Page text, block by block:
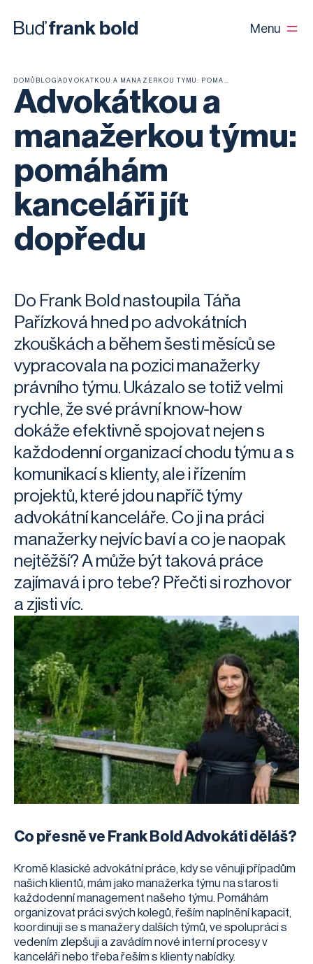
Menu
DOMŮ BLOG
Advokátkou a
manažerkou týmu:
pomáhám
kanceláři jít
dopředu
Do Frank Bold nastoupila Táňa
Pařízková hned po advokátních
zkouškách a během šesti měsíců se
vypracovala na pozici manažerky
právního týmu. Ukázalo se totiž velmi
rychle, že své právní know-how
dokáže efektivně spojovat nejen s
každodenní organizací chodu týmu a s
komunikací s klienty, ale i řízením
projektů, které jdou napříč týmy
advokátní kanceláře. Co ji na práci
manažerky nejvíc baví a co je naopak
nejtěžší? A může být taková práce
zajímavá i pro tebe? Přečti si rozhovor
a zjisti víc.
Co přesně ve Frank Bold Advokáti děláš?
Kromě klasické advokátní práce, kdy se věnuji případům
našich klientů, mám jako manažerka týmu na starosti
každodenní management našeho týmu. Pomáhám
organizovat práci svých kolegů, řeším naplnění kapacit,
koordinuji se s manažery dalších týmů, ve spolupráci s
vedením zlepšuji a zavádím nové interní procesy v
kanceláři nebo třeba řeším s klienty nabídky.